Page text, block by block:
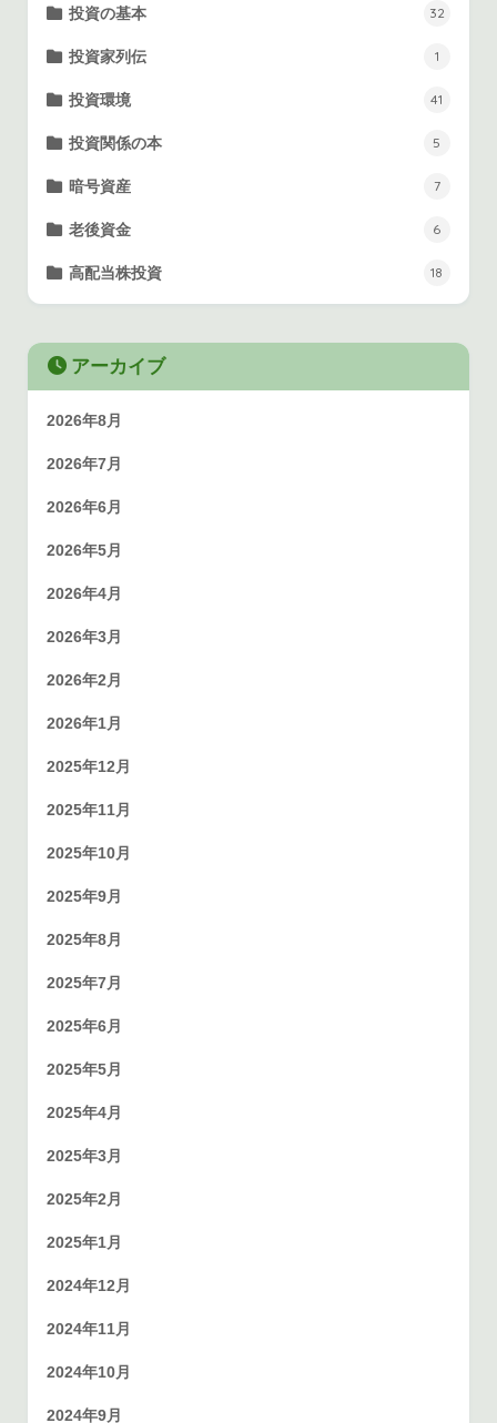
投資の基本 32
投資家列伝 1
投資環境 41
投資関係の本 5
暗号資産 7
老後資金 6
高配当株投資 18
アーカイブ
2026年8月
2026年7月
2026年6月
2026年5月
2026年4月
2026年3月
2026年2月
2026年1月
2025年12月
2025年11月
2025年10月
2025年9月
2025年8月
2025年7月
2025年6月
2025年5月
2025年4月
2025年3月
2025年2月
2025年1月
2024年12月
2024年11月
2024年10月
2024年9月